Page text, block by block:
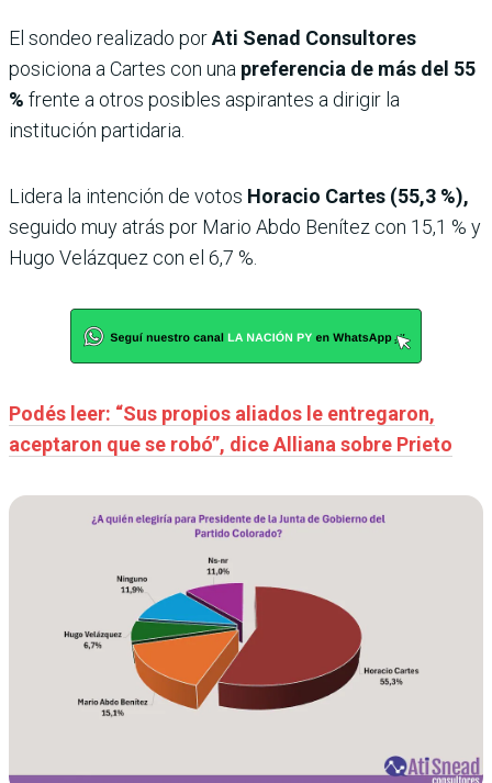
El sondeo realizado porAti Senad Consultores
posiciona a Cartes con una preferencia de más del 55
% frente a otros posibles aspirantes a dirigir la
institución partidaria.
Lidera la intención de votos Horacio Cartes (55,3 %),
seguido muy atrás por Mario Abdo Benítez con 15,1 % y
Hugo Velázquez con el 6,7 %.
Podés leer: “Sus propios aliados le entregaron,
aceptaron que se robó”, dice Alliana sobre Prieto